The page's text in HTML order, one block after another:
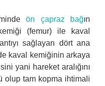
ön çapraz bağın
(femur) ile kaval
sağlayan dört ana
kaval kemiğinin arkaya
yani hareket aralığını
olup tam kopma ihtimali